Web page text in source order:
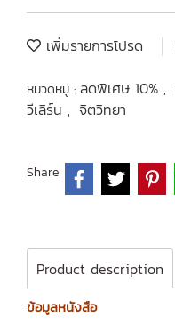
เพิ่มรายการโปรด
หมวดหมู่ : ลดพิเศษ 10% ,
วีเลิร์น , จิตวิทยา
Share
Product description
ข้อมูลหนังสือ